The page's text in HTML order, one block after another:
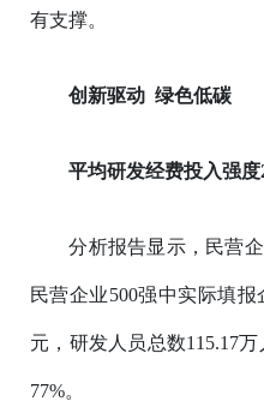
有支撑。
创新驱动 绿色低碳
平均研发经费投入强度
分析报告显示，民营企
民营企业500强中实际填
元，研发人员总数115.17
77%。